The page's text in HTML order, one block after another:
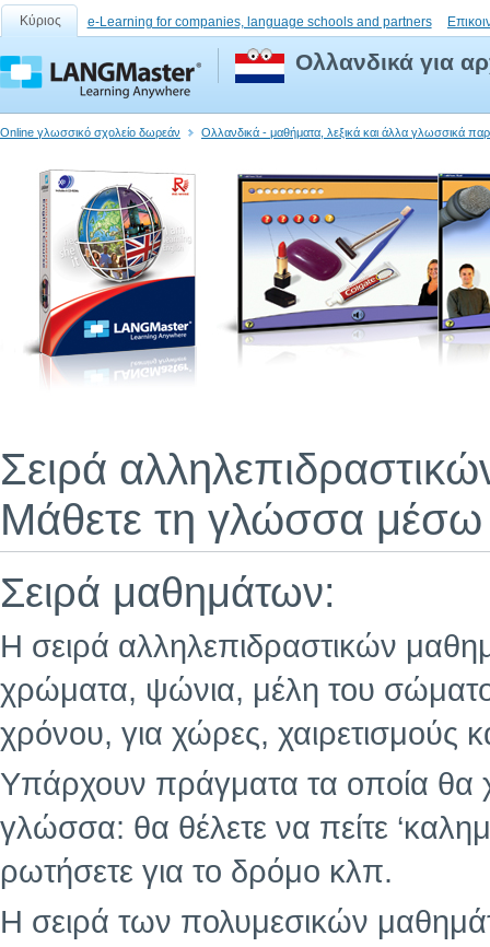
Κύριος e-Learning for companies, language schools and partners
Ολλανδικά για
Online γλωσσικό σχολείο δωρεάν Ολλανδικά - μαθήματα, λεξικά και άλλα γλωσσικά
Σειρά
Μάθετε τη γλώσσα μέσω
Σειρά μαθημάτων:
Η σειρά αλληλεπιδραστικών
χρώματα, ψώνια, μέλη του
χρόνου, για χώρες, χαιρετισμούς
Υπάρχουν πράγματα τα οποία θα
γλώσσα: θα θέλετε να πείτε
ρωτήσετε για το δρόμο κλπ.
Η σειρά των πολυμεσικών